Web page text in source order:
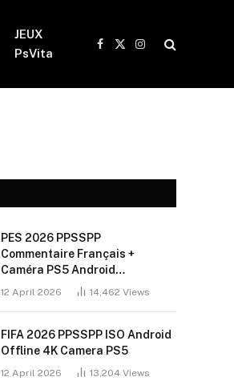
JEUX
PsVita
Facebook
X
Instagram
PES 2026 PPSSPP
Commentaire Français +
Caméra PS5 Android
(Installation Sans Bug + 60
12 April 2026 14,462 Views
FIFA 2026 PPSSPP ISO Android
Offline 4K Camera PS5
12 April 2026 13,204 Views